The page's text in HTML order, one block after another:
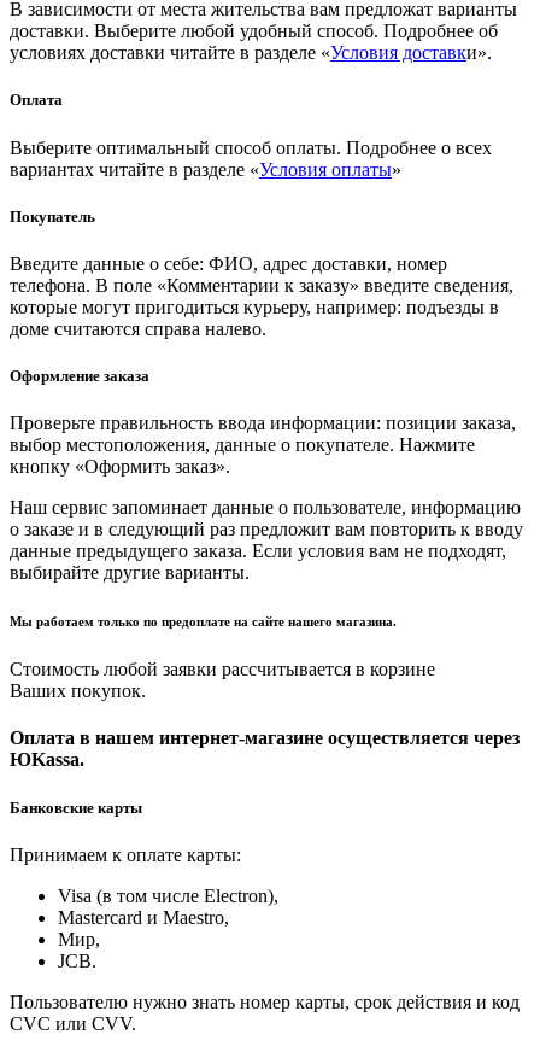
В зависимости от места жительства вам предложат варианты
доставки. Выберите любой удобный способ. Подробнее об
условиях доставки читайте в разделе «Условия доставки».
Оплата
Выберите оптимальный способ оплаты. Подробнее о всех
вариантах читайте в разделе «Условия оплаты»
Покупатель
Введите данные о себе: ФИО, адрес доставки, номер
телефона. В поле «Комментарии к заказу» введите сведения,
которые могут пригодиться курьеру, например: подъезды в
доме считаются справа налево.
Оформление заказа
Проверьте правильность ввода информации: позиции заказа,
выбор местоположения, данные о покупателе. Нажмите
кнопку «Оформить заказ».
Наш сервис запоминает данные о пользователе, информацию
о заказе и в следующий раз предложит вам повторить к вводу
данные предыдущего заказа. Если условия вам не подходят,
выбирайте другие варианты.
Мы работаем только по предоплате на сайте нашего магазина.
Стоимость любой заявки рассчитывается в корзине
Ваших покупок.
Оплата в нашем интернет-магазине осуществляется через
ЮKassa.
Банковские карты
Принимаем к оплате карты:
Visa (в том числе Electron),
Masterсard и Maestro,
Мир,
JCB.
Пользователю нужно знать номер карты, срок действия и код
CVC или CVV.